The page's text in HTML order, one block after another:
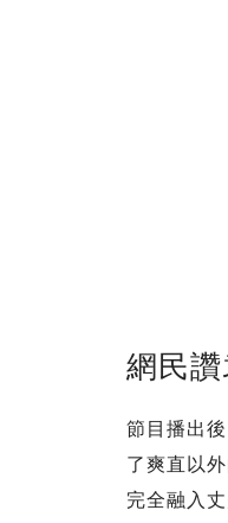
網民
節目播出
了爽直以
完全融入